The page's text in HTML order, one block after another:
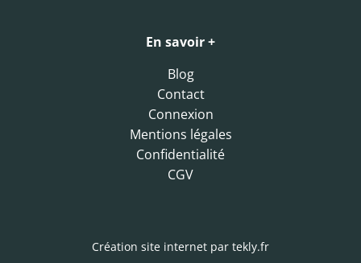
En savoir +
Blog
Contact
Connexion
Mentions légales
Confidentialité
CGV
Création site internet par tekly.fr